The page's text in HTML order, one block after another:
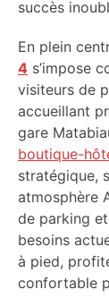
succès
En plein
4 s’impose
visiteurs de
accueillant
gare
boutique-
stratégique,
atmosphère
de parking
besoins
à pied,
confortable